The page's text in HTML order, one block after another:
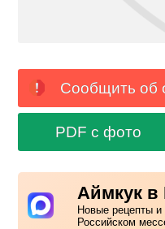
Сообщить об
PDF с фото
Аймкук в
Новые рецепты
Российском